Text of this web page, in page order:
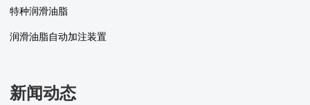
特种润滑油脂
润滑油脂自动加注装置
新闻动态